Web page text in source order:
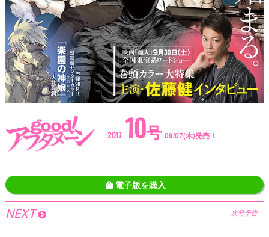
2017 10号 09/07(木)発売！
電子版を購入
NEXT 次号予告